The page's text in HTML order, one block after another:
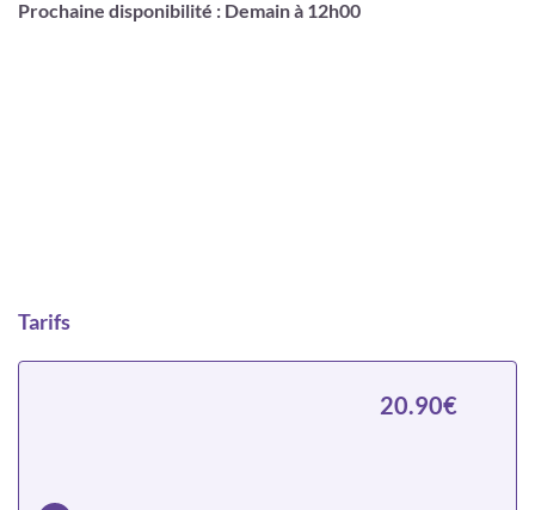
Prochaine disponibilité : Demain à 12h00
Tarifs
20.90€